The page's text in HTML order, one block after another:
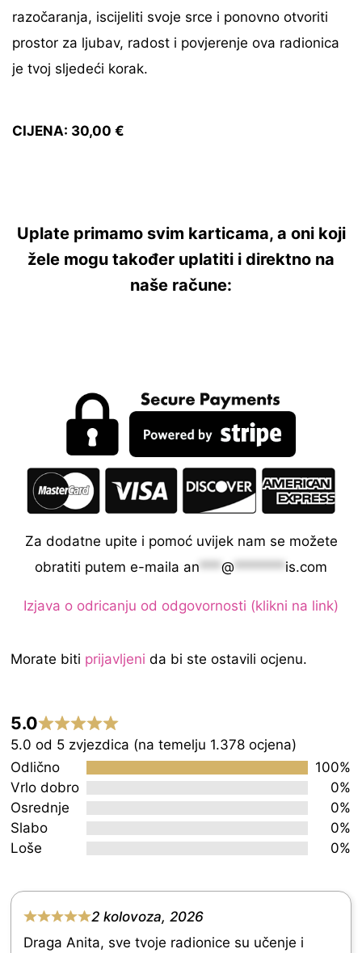
razočaranja, iscijeliti svoje srce i ponovno otvoriti
prostor za ljubav, radost i povjerenje ova radionica
je tvoj sljedeći korak.
CIJENA: 30,00 €
Uplate primamo svim karticama, a oni koji
žele mogu također uplatiti i direktno na
naše račune:
Za dodatne upite i pomoć uvijek nam se možete
obratiti putem e-maila an *** @ ******* is.com
Izjava o odricanju od odgovornosti (klikni na link)
Morate biti prijavljeni da bi ste ostavili ocjenu.
5.0
Rated
5.0
out
of
5.0 od 5 zvjezdica (na temelju 1.378 ocjena)
Odlično
100%
Vrlo dobro
0%
Osrednje
0%
Slabo
0%
Loše
0%
2 kolovoza, 2026
Draga Anita, sve tvoje radionice su učenje i